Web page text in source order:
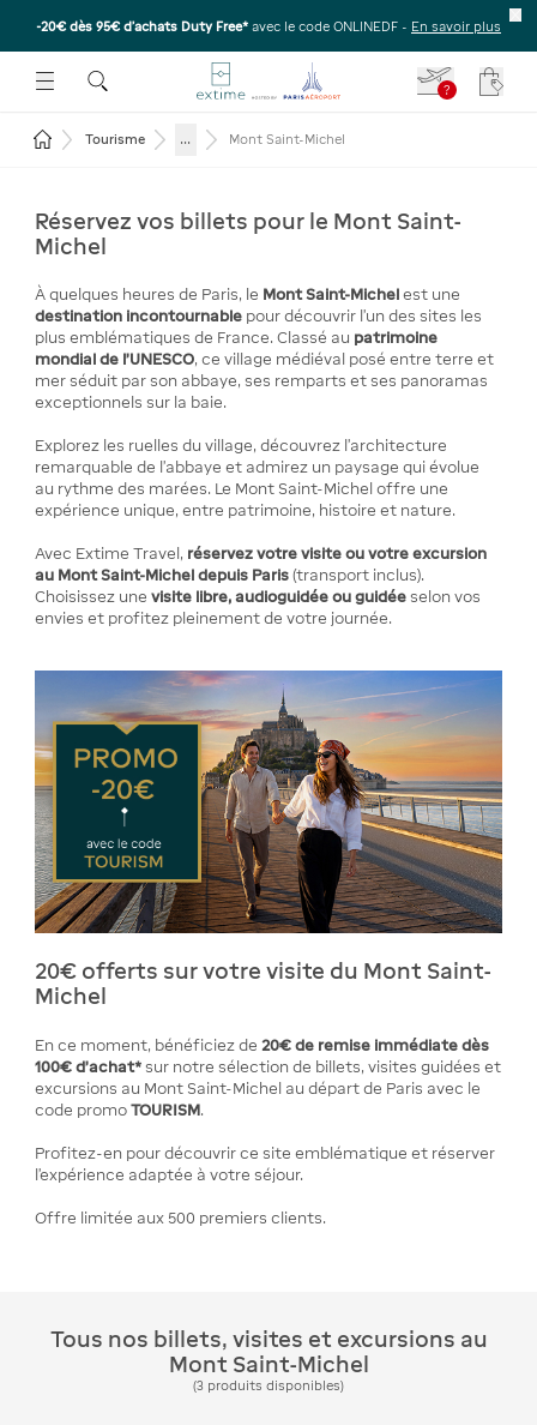
-20€ dès 95€ d’achats Duty Free* avec le code ONLINEDF - En savoir plus
MENU
OUVRIR LE SOUS-MENU
POUR OUVRIR LE SOUS-MENU
?
Revenir à la page d'accueil
Tourisme ... Mont Saint-Michel
Réservez vos billets pour le Mont Saint-
Michel
À quelques heures de Paris, le Mont Saint-Michel est une
destination incontournable pour découvrir l’un des sites les
plus emblématiques de France. Classé au patrimoine
mondial de l’UNESCO, ce village médiéval posé entre terre et
mer séduit par son abbaye, ses remparts et ses panoramas
exceptionnels sur la baie.
Explorez les ruelles du village, découvrez l’architecture
remarquable de l’abbaye et admirez un paysage qui évolue
au rythme des marées. Le Mont Saint-Michel offre une
expérience unique, entre patrimoine, histoire et nature.
Avec Extime Travel, réservez votre visite ou votre excursion
au Mont Saint-Michel depuis Paris(transport inclus).
Choisissez unevisite libre, audioguidée ou guidée selon vos
envies et profitez pleinement de votre journée.
20€ offerts sur votre visite du Mont Saint-
Michel
En ce moment, bénéficiez de20€ de remise immédiate dès
100€ d’achat* sur notre sélection de billets, visites guidées et
excursions au Mont Saint-Michel au départ de Paris avec le
code promoTOURISM.
Profitez-en pour découvrir ce site emblématique et réserver
l’expérience adaptée à votre séjour.
Offre limitée aux 500 premiers clients.
Tous nos billets, visites et excursions au
Mont Saint-Michel
(3 produits disponibles)